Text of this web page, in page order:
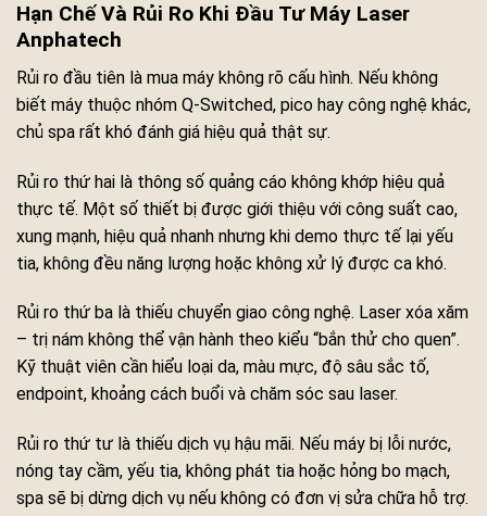
Hạn Chế Và Rủi Ro Khi Đầu Tư Máy Laser
Anphatech
Rủi ro đầu tiên là mua máy không rõ cấu hình. Nếu không
biết máy thuộc nhóm Q-Switched, pico hay công nghệ khác,
chủ spa rất khó đánh giá hiệu quả thật sự.
Rủi ro thứ hai là thông số quảng cáo không khớp hiệu quả
thực tế. Một số thiết bị được giới thiệu với công suất cao,
xung mạnh, hiệu quả nhanh nhưng khi demo thực tế lại yếu
tia, không đều năng lượng hoặc không xử lý được ca khó.
Rủi ro thứ ba là thiếu chuyển giao công nghệ. Laser xóa xăm
– trị nám không thể vận hành theo kiểu “bắn thử cho quen”.
Kỹ thuật viên cần hiểu loại da, màu mực, độ sâu sắc tố,
endpoint, khoảng cách buổi và chăm sóc sau laser.
Rủi ro thứ tư là thiếu dịch vụ hậu mãi. Nếu máy bị lỗi nước,
nóng tay cầm, yếu tia, không phát tia hoặc hỏng bo mạch,
spa sẽ bị dừng dịch vụ nếu không có đơn vị sửa chữa hỗ trợ.